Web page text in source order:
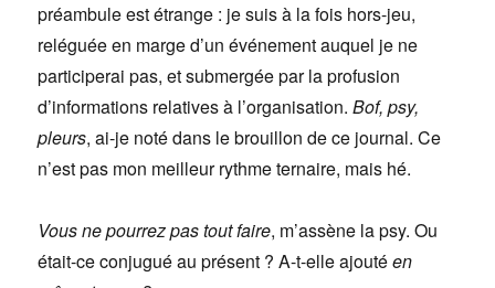
préambule est étrange : je suis à la fois hors-jeu,
reléguée en marge d’un événement auquel je ne
participerai pas, et submergée par la profusion
d’informations relatives à l’organisation.Bof, psy,
pleurs, ai-je noté dans le brouillon de ce journal. Ce
n’est pas mon meilleur rythme ternaire, mais hé.
Vous ne pourrez pas tout faire, m’assène la psy. Ou
était-ce conjugué au présent ? A-t-elle ajoutéen